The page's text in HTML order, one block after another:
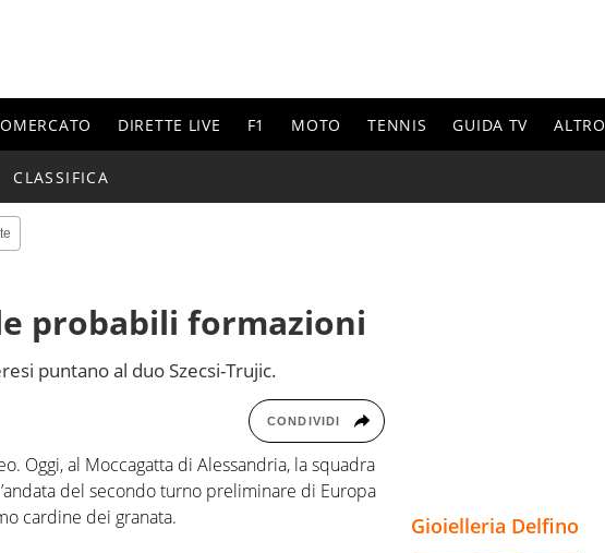
DIRETTE LIVE F1 MOTO TENNIS GUIDA TV ALTRO
CLASSIFICA
probabili formazioni
puntano al duo Szecsi-Trujic.
CONDIVIDI
Oggi, al Moccagatta di Alessandria, la squadra
del secondo turno preliminare di Europa
cardine dei granata.
Gioielleria Delfino